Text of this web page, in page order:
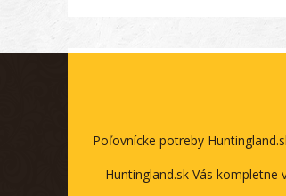
Poľovnícke potreby
Huntingland.sk Vás